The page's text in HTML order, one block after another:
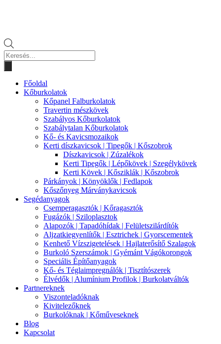
Products
search
Főoldal
Kőburkolatok
Kőpanel Falburkolatok
Travertin mészkövek
Szabályos Kőburkolatok
Szabálytalan Kőburkolatok
Kő- és Kavicsmozaikok
Kerti díszkavicsok | Tipegők | Kőszobrok
Díszkavicsok | Zúzalékok
Kerti Tipegők | Lépőkövek | Szegélykövek
Kerti Kövek | Kősziklák | Kőszobrok
Párkányok | Könyöklők | Fedlapok
Kőszőnyeg Márványkavicsok
Segédanyagok
Csemperagasztók | Kőragasztók
Fugázók | Sziloplasztok
Alapozók | Tapadóhídak | Felületszilárdítók
Aljzatkiegyenlítők | Esztrichek | Gyorscementek
Kenhető Vízszigetelések | Hajlaterősítő Szalagok
Burkoló Szerszámok | Gyémánt Vágókorongok
Speciális Építőanyagok
Kő- és Téglaimpregnálók | Tisztítószerek
Élvédők | Alumínium Profilok | Burkolatváltók
Partnereknek
Viszonteladóknak
Kivitelezőknek
Burkolóknak | Kőműveseknek
Blog
Kapcsolat